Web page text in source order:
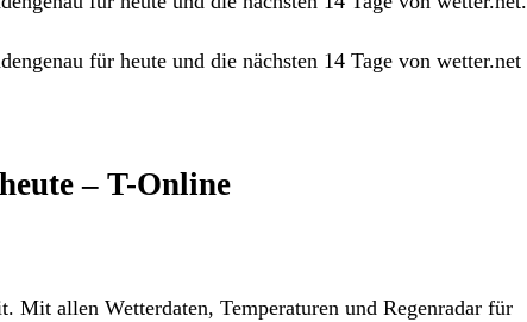
für heute und die nächsten 14 Tage von wetter.net
– T-Online
Mit allen Wetterdaten, Temperaturen und Regenradar für